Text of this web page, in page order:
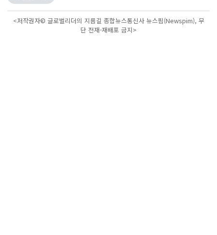
<저작권자© 글로벌리더의 지름길 종합뉴스통신사 뉴스핌(Newspim), 무
단 전재-재배포 금지>